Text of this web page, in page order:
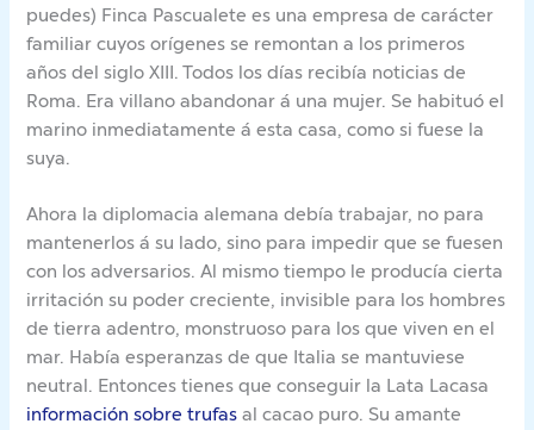
puedes) Finca Pascualete es una empresa de carácter
familiar cuyos orígenes se remontan a los primeros
años del siglo XIII. Todos los días recibía noticias de
Roma. Era villano abandonar á una mujer. Se habituó el
marino inmediatamente á esta casa, como si fuese la
suya.
Ahora la diplomacia alemana debía trabajar, no para
mantenerlos á su lado, sino para impedir que se fuesen
con los adversarios. Al mismo tiempo le producía cierta
irritación su poder creciente, invisible para los hombres
de tierra adentro, monstruoso para los que viven en el
mar. Había esperanzas de que Italia se mantuviese
neutral. Entonces tienes que conseguir la Lata Lacasa
información sobre trufasal cacao puro. Su amante